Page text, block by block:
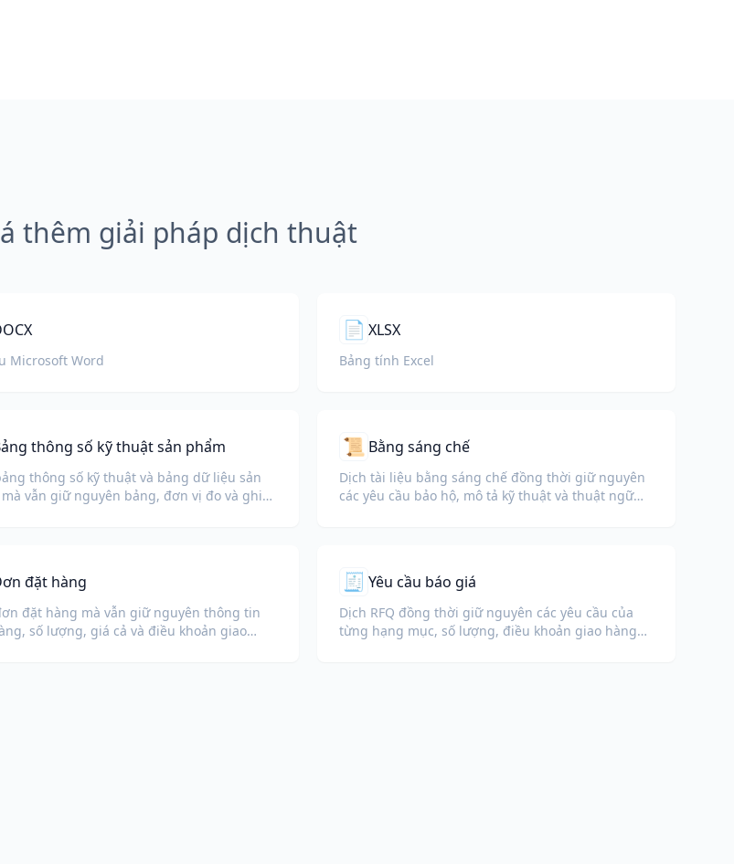
thêm giải pháp dịch thuật
Microsoft Word
📄 XLSX
Bảng tính Excel
thông số kỹ thuật sản phẩm
thông số kỹ thuật và bảng dữ liệu sản
vẫn giữ nguyên bảng, đơn vị đo và ghi
📜 Bằng sáng chế
Dịch tài liệu bằng sáng chế đồng thời giữ nguyên
các yêu cầu bảo hộ, mô tả kỹ thuật và thuật ngữ
đặt hàng
đặt hàng mà vẫn giữ nguyên thông tin
số lượng, giá cả và điều khoản giao
🧾 Yêu cầu báo giá
Dịch RFQ đồng thời giữ nguyên các yêu cầu của
từng hạng mục, số lượng, điều khoản giao hàng